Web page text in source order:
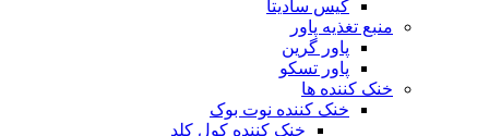
کیس سادیتا
منبع تغذیه‌ پاور
پاور گرین
پاور تسکو
خنک کننده ها
خنک کننده نوت بوک
خنک کننده کول کلد